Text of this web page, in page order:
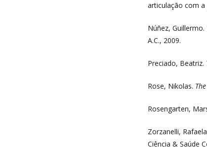
articulação com a
Núñez, Guillermo.
A.C., 2009.
Preciado, Beatriz.
Rose, Nikolas.
Rosengarten,
Zorzanelli,
Ciência & Saúde